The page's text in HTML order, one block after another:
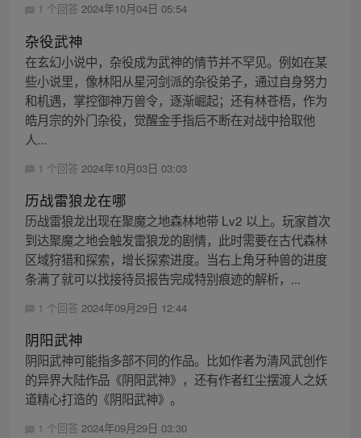
1 个回答 2024年10月04日 05:54
杂役武神
在玄幻小说中，杂役成为武神的情节并不罕见。例如在某
些小说里，像林阳从星河剑派的杂役弟子，通过自身努力
和机遇，掌控御神万兽令，逐渐崛起；还有林苍梧，作为
皓月宗的外门杂役，觉醒金手指后不断在对战中拾取他
人...
1 个回答 2024年10月03日 03:03
历战雷狼龙在哪
历战雷狼龙出现在聚魔之地森林地带 Lv2 以上。玩家首次
到达聚魔之地会触发雷狼龙的剧情，此时需要在古代森林
区域狩猎和探索，增长探索进度。当右上角牙种兽的进度
条满了就可以找接待员报告完成特别痕迹的解析，...
1 个回答 2024年09月29日 12:44
阴阳武神
阴阳武神可能指多部不同的作品。比如作者为清风武创作
的异界大陆作品《阴阳武神》，还有作者红尘摆渡人之妖
道精心打造的《阴阳武神》。
1 个回答 2024年09月29日 03:30